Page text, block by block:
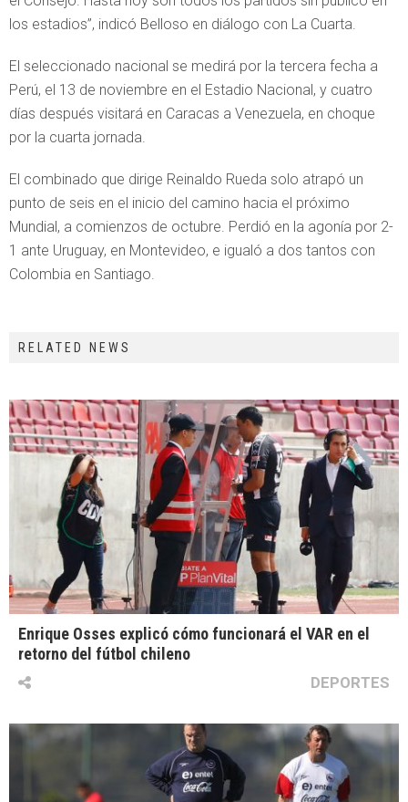
los estadios”, indicó Belloso en diálogo con La Cuarta.
El seleccionado nacional se medirá por la tercera fecha a
Perú, el 13 de noviembre en el Estadio Nacional, y cuatro
días después visitará en Caracas a Venezuela, en choque
por la cuarta jornada.
El combinado que dirige Reinaldo Rueda solo atrapó un
punto de seis en el inicio del camino hacia el próximo
Mundial, a comienzos de octubre. Perdió en la agonía por 2-
1 ante Uruguay, en Montevideo, e igualó a dos tantos con
Colombia en Santiago.
RELATED NEWS
Enrique Osses explicó cómo funcionará el VAR en el
retorno del fútbol chileno
DEPORTES